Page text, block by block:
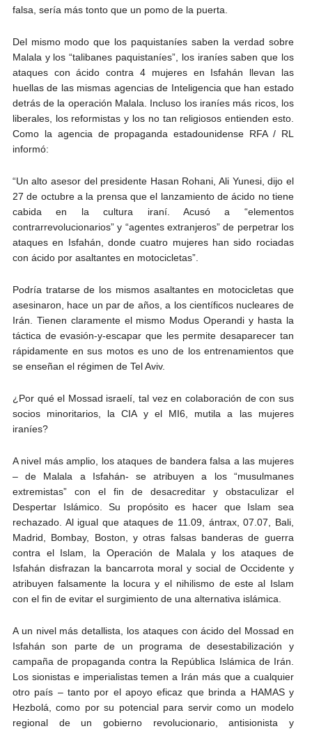
falsa, sería más tonto que un pomo de la puerta.
Del mismo modo que los paquistaníes saben la verdad sobre
Malala y los “talibanes paquistaníes”, los iraníes saben que los
ataques con ácido contra 4 mujeres en Isfahán llevan las
huellas de las mismas agencias de Inteligencia que han estado
detrás de la operación Malala. Incluso los iraníes más ricos, los
liberales, los reformistas y los no tan religiosos entienden esto.
Como la agencia de propaganda estadounidense RFA / RL
informó:
“Un alto asesor del presidente Hasan Rohani, Ali Yunesi, dijo el
27 de octubre a la prensa que el lanzamiento de ácido no tiene
cabida en la cultura iraní. Acusó a “elementos
contrarrevolucionarios” y “agentes extranjeros” de perpetrar los
ataques en Isfahán, donde cuatro mujeres han sido rociadas
con ácido por asaltantes en motocicletas”.
Podría tratarse de los mismos asaltantes en motocicletas que
asesinaron, hace un par de años, a los científicos nucleares de
Irán. Tienen claramente el mismo Modus Operandi y hasta la
táctica de evasión-y-escapar que les permite desaparecer tan
rápidamente en sus motos es uno de los entrenamientos que
se enseñan el régimen de Tel Aviv.
¿Por qué el Mossad israelí, tal vez en colaboración de con sus
socios minoritarios, la CIA y el MI6, mutila a las mujeres
iraníes?
A nivel más amplio, los ataques de bandera falsa a las mujeres
– de Malala a Isfahán- se atribuyen a los “musulmanes
extremistas” con el fin de desacreditar y obstaculizar el
Despertar Islámico. Su propósito es hacer que Islam sea
rechazado. Al igual que ataques de 11.09, ántrax, 07.07, Bali,
Madrid, Bombay, Boston, y otras falsas banderas de guerra
contra el Islam, la Operación de Malala y los ataques de
Isfahán disfrazan la bancarrota moral y social de Occidente y
atribuyen falsamente la locura y el nihilismo de este al Islam
con el fin de evitar el surgimiento de una alternativa islámica.
A un nivel más detallista, los ataques con ácido del Mossad en
Isfahán son parte de un programa de desestabilización y
campaña de propaganda contra la República Islámica de Irán.
Los sionistas e imperialistas temen a Irán más que a cualquier
otro país – tanto por el apoyo eficaz que brinda a HAMAS y
Hezbolá, como por su potencial para servir como un modelo
regional de un gobierno revolucionario, antisionista y